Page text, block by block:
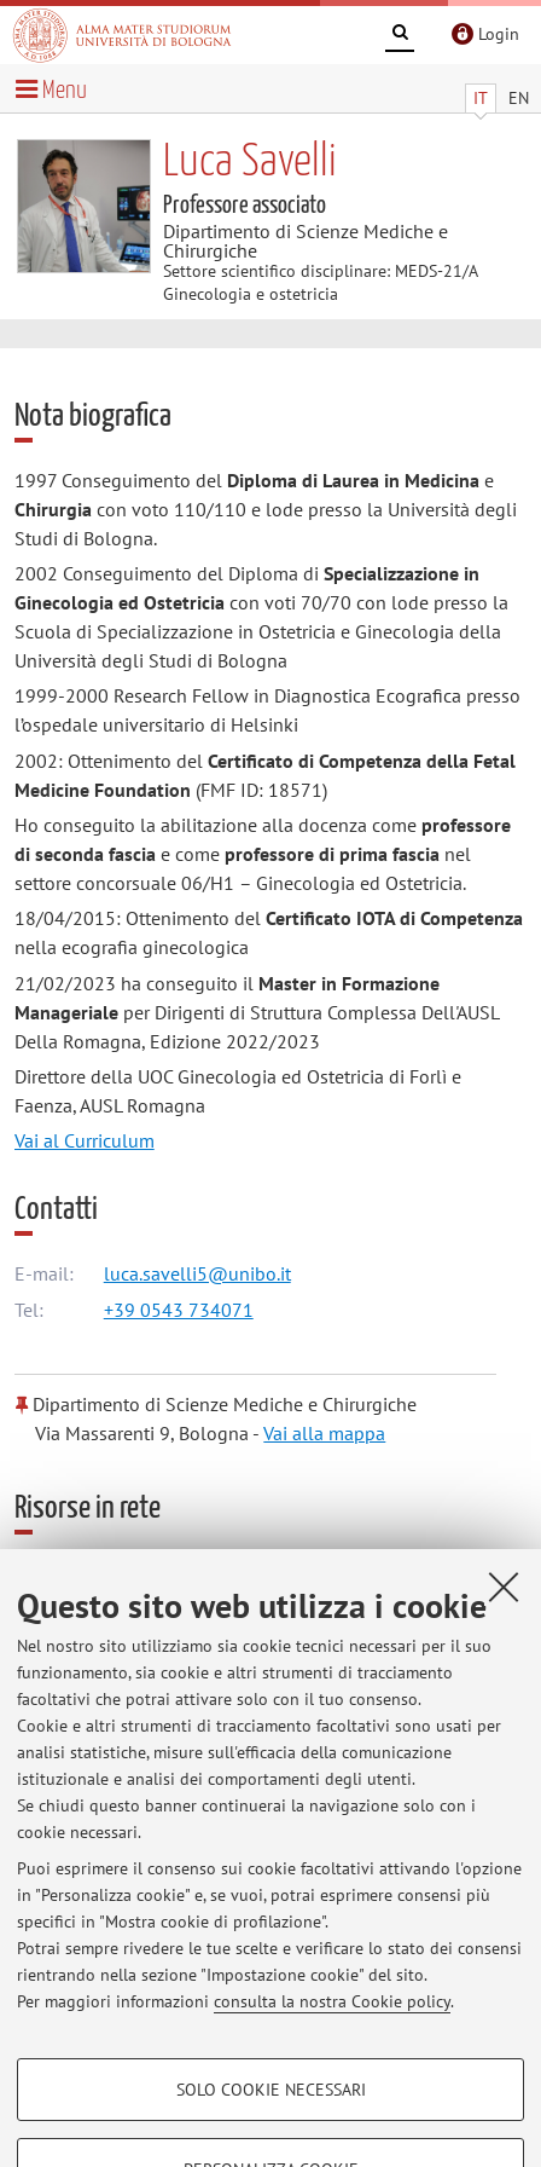
Questo sito web utilizza i cookie
Nel nostro sito utilizziamo sia cookie tecnici necessari per il suo
funzionamento, sia cookie e altri strumenti di tracciamento
facoltativi che potrai attivare solo con il tuo consenso.
Cookie e altri strumenti di tracciamento facoltativi sono usati per
analisi statistiche, misure sull'efficacia della comunicazione
istituzionale e analisi dei comportamenti degli utenti.
Se chiudi questo banner continuerai la navigazione solo con i
cookie necessari.
Puoi esprimere il consenso sui cookie facoltativi attivando l'opzione
in "Personalizza cookie" e, se vuoi, potrai esprimere consensi più
specifici in "Mostra cookie di profilazione".
Potrai sempre rivedere le tue scelte e verificare lo stato dei consensi
rientrando nella sezione "Impostazione cookie" del sito.
Per maggiori informazioni consulta la nostra Cookie policy.
COOKIE DI PROFILAZIONE - FACOLTATIVI
SOLO COOKIE NECESSARI
Login
IT EN
Menu
Luca Savelli
Professore associato
Dipartimento di Scienze Mediche e
Chirurgiche
Settore scientifico disciplinare: MEDS-21/A
Ginecologia e ostetricia
Nota biografica
1997 Conseguimento del Diploma di Laurea in Medicina e
Chirurgia con voto 110/110 e lode presso la Università degli
Studi di Bologna.
2002 Conseguimento del Diploma di Specializzazione in
Ginecologia ed Ostetricia con voti 70/70 con lode presso la
Scuola di Specializzazione in Ostetricia e Ginecologia della
Università degli Studi di Bologna
1999-2000 Research Fellow in Diagnostica Ecografica presso
l’ospedale universitario di Helsinki
2002: Ottenimento del Certificato di Competenza della Fetal
Medicine Foundation (FMF ID: 18571)
Ho conseguito la abilitazione alla docenza comeprofessore
di seconda fascia e comeprofessore di prima fascia nel
settore concorsuale 06/H1 – Ginecologia ed Ostetricia.
18/04/2015: Ottenimento del Certificato IOTA di Competenza
nella ecografia ginecologica
21/02/2023 ha conseguito il Master in Formazione
Manageriale per Dirigenti di Struttura Complessa Dell'AUSL
Della Romagna, Edizione 2022/2023
Direttore della UOC Ginecologia ed Ostetricia di Forlì e
Faenza, AUSL Romagna
Vai al Curriculum
Contatti
E-mail:
luca.savelli5@unibo.it
Tel:
+39 0543 734071
Dipartimento di Scienze Mediche e Chirurgiche
Via Massarenti 9, Bologna -Vai alla mappa
Risorse in rete
Orario di ricevimento
Tutti i lunedì dalle 0900 alle 1000 previo contatto tramite
email
luca.savelli@auslromagna.it
Ultimi avvisi
FREQUENZA IN REPARTO
Pubblicato il: 03 marzo 2025
Area riservata
Accedi tramiteloginper gestire tutti i contenuti del sito.